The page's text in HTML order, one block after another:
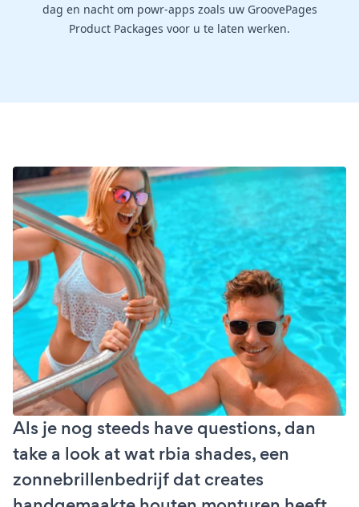
dag en nacht om powr-apps zoals uw GroovePages
Product Packages voor u te laten werken.
Als je nog steeds have questions, dan
take a look at wat rbia shades, een
zonnebrillenbedrijf dat creates